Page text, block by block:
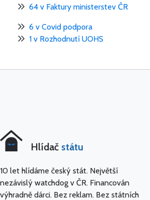
64 v Faktury ministerstev ČR
6 v Covid podpora
1 v Rozhodnutí UOHS
Hlídač státu
10 let hlídáme český stát. Největší
nezávislý watchdog v ČR. Financován
výhradně dárci. Bez reklam. Bez státních